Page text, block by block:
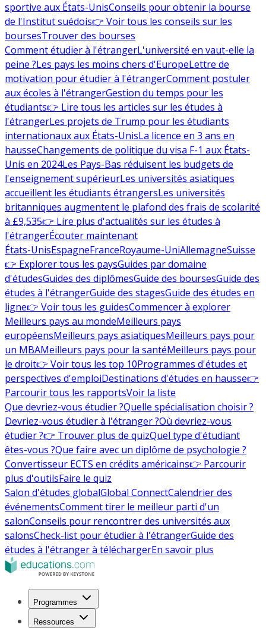
sportive aux États-UnisConseils pour obtenir la bourse
de l'Institut suédois👉 Voir tous les conseils sur les
boursesTrouver des bourses
Comment étudier à l'étrangerL'université en vaut-elle la
peine ?Les pays les moins chers d'EuropeLettre de
motivation pour étudier à l'étrangerComment postuler
aux écoles à l'étrangerGestion du temps pour les
étudiants👉 Lire tous les articles sur les études à
l'étrangerLes projets de Trump pour les étudiants
internationaux aux États-UnisLa licence en 3 ans en
hausseChangements de politique du visa F-1 aux États-
Unis en 2024Les Pays-Bas réduisent les budgets de
l'enseignement supérieurLes universités asiatiques
accueillent les étudiants étrangersLes universités
britanniques augmentent le plafond des frais de scolarité
à £9,535👉 Lire plus d'actualités sur les études à
l'étrangerÉcouter maintenant
États-UnisEspagneFranceRoyaume-UniAllemagneSuisse
👉 Explorer tous les paysGuides par domaine
d'étudesGuides des diplômesGuide des boursesGuide des
études à l'étrangerGuide des stagesGuide des études en
ligne👉 Voir tous les guidesCommencer à explorer
Meilleurs pays au mondeMeilleurs pays
européensMeilleurs pays asiatiquesMeilleurs pays pour
un MBAMeilleurs pays pour la santéMeilleurs pays pour
le droit👉 Voir tous les top 10Programmes d'études et
perspectives d'emploiDestinations d'études en hausse👉
Parcourir tous les rapportsVoir la liste
Que devriez-vous étudier ?Quelle spécialisation choisir ?
Devriez-vous étudier à l'étranger ?Où devriez-vous
étudier ?👉 Trouver plus de quizQuel type d'étudiant
êtes-vous ?Que faire avec un diplôme de psychologie ?
Convertisseur ECTS en crédits américains👉 Parcourir
plus d'outilsFaire le quiz
Salon d'études globalGlobal ConnectCalendrier des
événementsComment tirer le meilleur parti d'un
salonConseils pour rencontrer des universités aux
salonsCheck-list pour étudier à l'étrangerGuide des
études à l'étranger à téléchargerEn savoir plus
Programmes
Ressources